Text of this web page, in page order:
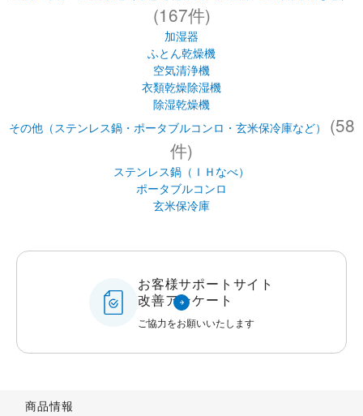
IH調理器
空調・季節・生活家電（ふとん乾燥機、加湿器、空気清浄機など）
(167件)
加湿器
ふとん乾燥機
空気清浄機
衣類乾燥除湿機
除湿乾燥機
その他（ステンレス鍋・ポータブルコンロ・玄米保冷庫など）
玄米保冷庫
お客様サポートサイト